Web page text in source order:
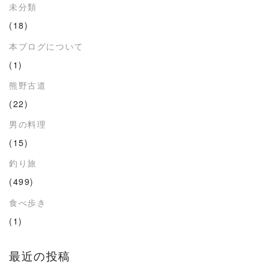
未分類
(18)
本ブログについて
(1)
熊野古道
(22)
男の料理
(15)
釣り旅
(499)
食べ歩き
(1)
最近の投稿